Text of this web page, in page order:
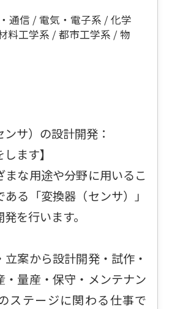
通信 電気・電子系
化学
料工学系 都市工学系
物
サ）の設計開発：
ます】
まな用途や分野に用いるこ
る「変換器（センサ）」
を行います。
案から設計開発・試作・
・量産・保守・メンテナン
ステージに関わる仕事で